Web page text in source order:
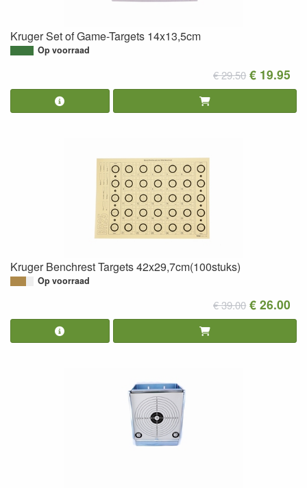
Kruger Set of Game-Targets 14x13,5cm
Op voorraad
€ 29.50 € 19.95
Kruger Benchrest Targets 42x29,7cm(100stuks)
Op voorraad
€ 39.00 € 26.00